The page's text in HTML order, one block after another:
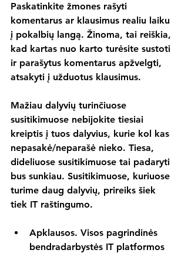
Paskatinkite žmones rašyti
komentarus ar klausimus realiu laiku
į pokalbių langą. Žinoma, tai reiškia,
kad kartas nuo karto turėsite sustoti
ir parašytus komentarus apžvelgti,
atsakyti į užduotus klausimus.
Mažiau dalyvių turinčiuose
susitikimuose nebijokite tiesiai
kreiptis į tuos dalyvius, kurie kol kas
nepasakė/neparašė nieko. Tiesa,
dideliuose susitikimuose tai padaryti
bus sunkiau. Susitikimuose, kuriuose
turime daug dalyvių, prireiks šiek
tiek IT raštingumo.
Apklausos. Visos pagrindinės
bendradarbystės IT platformos